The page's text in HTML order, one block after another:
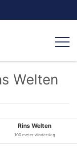
Welten
Rins Welten
100 meter vlinderslag